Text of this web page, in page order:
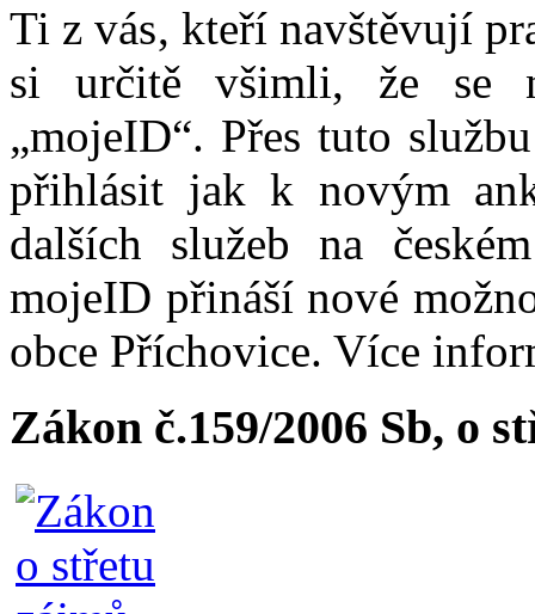
Ti z vás, kteří navštěvují
si určitě všimli, že se
„mojeID“. Přes tuto
přihlásit jak k novým
dalších služeb na
mojeID přináší nové
obce Příchovice. Více
Zákon č.159/2006 Sb, o